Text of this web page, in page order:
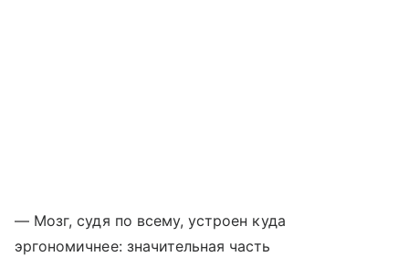
— Мозг, судя по всему, устроен куда
эргономичнее: значительная часть